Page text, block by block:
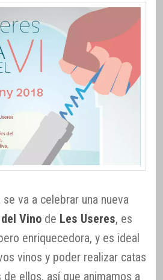
va a celebrar una nueva
Vino de Les Useres, es
enriquecedora, y es ideal
vinos y poder realizar catas
de ellos, así que animamos a